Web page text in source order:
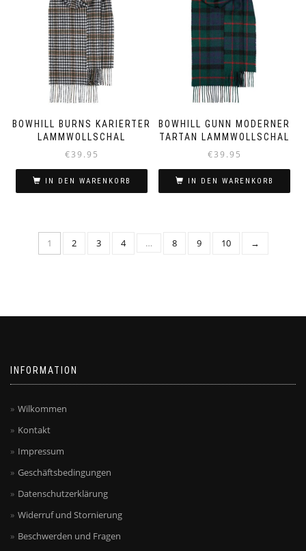
BOWHILL BURNS KARIERTER
LAMMWOLLSCHAL
€39.95
IN DEN WARENKORB
BOWHILL GUNN MODERNER
TARTAN LAMMWOLLSCHAL
€39.95
IN DEN WARENKORB
1 2 3 4 … 8 9 10 →
INFORMATION
Wilkommen
Kontakt
Impressum
Geschäftsbedingungen
Datenschutzerklärung
Widerruf und Stornierung
Beschwerden und Fragen